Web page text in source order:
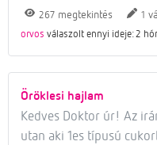
267 megtekintés 1
orvos válaszolt ennyi ideje: 2
Öröklesi hajlam
Kedves Doktor úr! Az
utan aki 1es típusú